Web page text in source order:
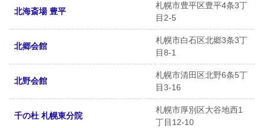
北海斎場 豊平
札幌市豊平区豊平4条3丁
目2-5
北郷会館
札幌市白石区北郷3条3丁
目8-1
北野会館
札幌市清田区北野6条5丁
目3-16
千の杜 札幌東分院
札幌市厚別区大谷地西1
丁目12-10